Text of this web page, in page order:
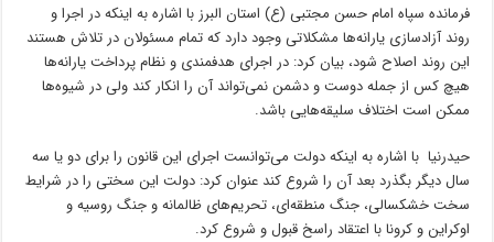
فرمانده سپاه امام حسن مجتبی (ع) استان البرز با اشاره به اینکه در اجرا و
روند آزادسازی یارانه‌ها مشکلاتی وجود دارد که تمام مسئولان در تلاش هستند
این روند اصلاح شود، بیان کرد: در اجرای هدفمندی و نظام پرداخت یارانه‌ها
هیچ کس از جمله دوست و دشمن نمی‌تواند آن را انکار کند ولی در شیوه‌ها
ممکن است اختلاف سلیقه‌هایی باشد.
حیدرنیا با اشاره به اینکه دولت می‌توانست اجرای این قانون را برای دو یا سه
سال دیگر بگذرد بعد آن را شروع کند عنوان کرد: دولت این سختی را در شرایط
سخت خشکسالی، جنگ منطقه‌ای، تحریم‌های ظالمانه و جنگ روسیه و
اوکراین و کرونا با اعتقاد راسخ قبول و شروع کرد.